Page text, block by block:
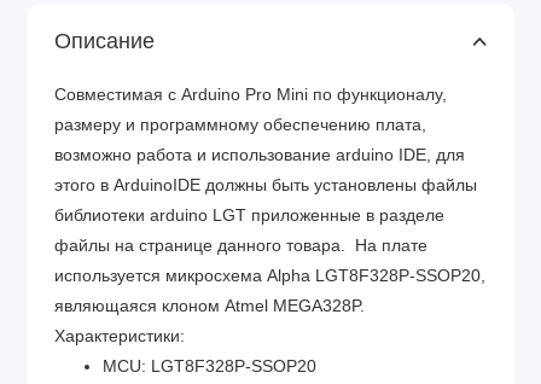
Описание
Cовместимая с Arduino Pro Mini по функционалу,
размеру и программному обеспечению плата,
возможно работа и использование arduino IDE, для
этого в ArduinoIDE должны быть установлены файлы
библиотеки arduino LGT приложенные в разделе
файлы на странице данного товара. На плате
используется микросхема Alpha LGT8F328P-SSOP20,
являющаяся клоном Atmel MEGA328P.
Характеристики:
MCU: LGT8F328P-SSOP20